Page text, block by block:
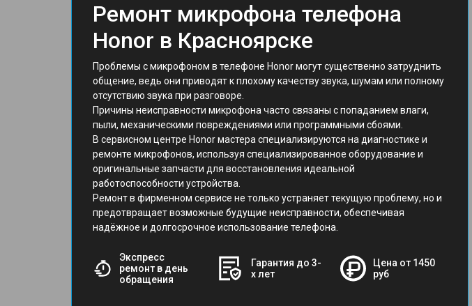
Ремонт микрофона телефона
Honor в Красноярске
Проблемы с микрофоном в телефоне Honor могут существенно затруднить
общение, ведь они приводят к плохому качеству звука, шумам или полному
отсутствию звука при разговоре.
Причины неисправности микрофона часто связаны с попаданием влаги,
пыли, механическими повреждениями или программными сбоями.
В сервисном центре Honor мастера специализируются на диагностике и
ремонте микрофонов, используя специализированное оборудование и
оригинальные запчасти для восстановления идеальной
работоспособности устройства.
Ремонт в фирменном сервисе не только устраняет текущую проблему, но и
предотвращает возможные будущие неисправности, обеспечивая
надёжное и долгосрочное использование телефона.
Экспресс
ремонт в день
обращения
Гарантия до 3-
х лет
Цена от 1450
руб